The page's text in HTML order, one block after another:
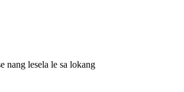
nang lesela le sa lokang